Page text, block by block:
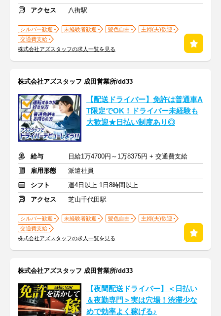
アクセス
八街駅
シルバー歓迎 未経験者歓迎 髪色自由
主婦(夫)歓迎
交通費支給
株式会社アズスタッフの求人一覧を見る
株式会社アズスタッフ 成田営業所/dd33
【配送ドライバー】免許は普通車A
T限定でOK！ドライバー未経験も
大歓迎★日払い制度あり◎
給与
日給1万4700円～1万8375円 + 交通費支給
雇用形態
派遣社員
シフト
週4日以上 1日8時間以上
アクセス
芝山千代田駅
シルバー歓迎 未経験者歓迎 髪色自由
主婦(夫)歓迎
交通費支給
株式会社アズスタッフの求人一覧を見る
株式会社アズスタッフ 成田営業所/dd33
【夜間配送ドライバー】＜日払い
＆夜勤専門＞実は穴場！渋滞少な
めで効率よく稼げる♪